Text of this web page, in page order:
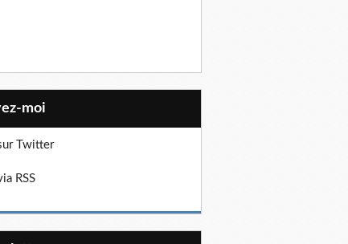
moi
Twitter
RSS